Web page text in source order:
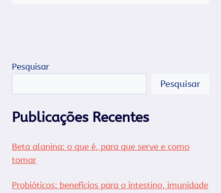
Pesquisar
Pesquisar
Publicações Recentes
Beta alanina: o que é, para que serve e como
tomar
Probióticos: benefícios para o intestino, imunidade